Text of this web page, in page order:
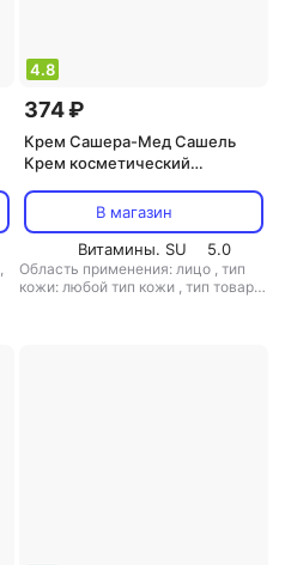
,
4.8
374 ₽
Крем Сашера-Мед Сашель
Крем косметический
30 мл MED-01/02 113-85002
В магазин
Витамины. SU
5.0
Область применения: лицо , тип
кожи: любой тип кожи , тип товара: